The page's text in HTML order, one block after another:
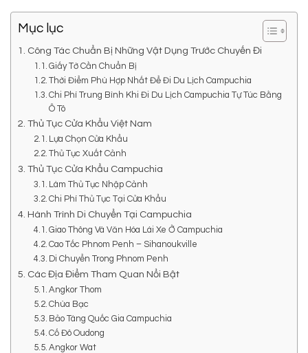
Mục lục
Công Tác Chuẩn Bị Những Vật Dụng Trước Chuyến Đi
Giấy Tờ Cần Chuẩn Bị
Thời Điểm Phù Hợp Nhất Để Đi Du Lịch Campuchia
Chi Phí Trung Bình Khi Đi Du Lịch Campuchia Tự Túc Bằng
Ô Tô
Thủ Tục Cửa Khẩu Việt Nam
Lựa Chọn Cửa Khẩu
Thủ Tục Xuất Cảnh
Thủ Tục Cửa Khẩu Campuchia
Làm Thủ Tục Nhập Cảnh
Chi Phí Thủ Tục Tại Cửa Khẩu
Hành Trình Di Chuyển Tại Campuchia
Giao Thông Và Văn Hóa Lái Xe Ở Campuchia
Cao Tốc Phnom Penh – Sihanoukville
Di Chuyển Trong Phnom Penh
Các Địa Điểm Tham Quan Nổi Bật
Angkor Thom
Chùa Bạc
Bảo Tàng Quốc Gia Campuchia
Cố Đô Oudong
Angkor Wat